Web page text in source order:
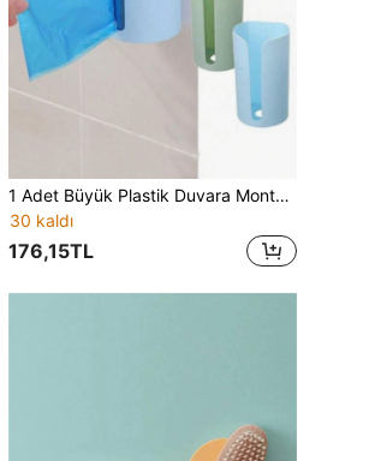
1 Adet Büyük Plastik Duvara Monte Çöp Poşeti Saklama Kutusu, Delme Gerektirmeyen Plastik Poşet Düzenleyici ve Ayırıcı, Ev İçin Mini Şirin Çöp Poşeti Tutucu, Yaratıcı Taşınabilir, Yüksek Fiyat-Performanslı, Mutfak İçin Uygun
30 kaldı
176,15TL